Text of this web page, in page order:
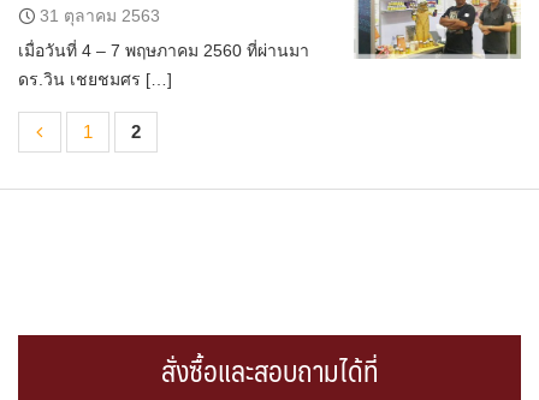
31 ตุลาคม 2563
เมื่อวันที่ 4 – 7 พฤษภาคม 2560 ที่ผ่านมา
ดร.วิน เชยชมศร […]
1 2
สั่งซื้อและสอบถามได้ที่